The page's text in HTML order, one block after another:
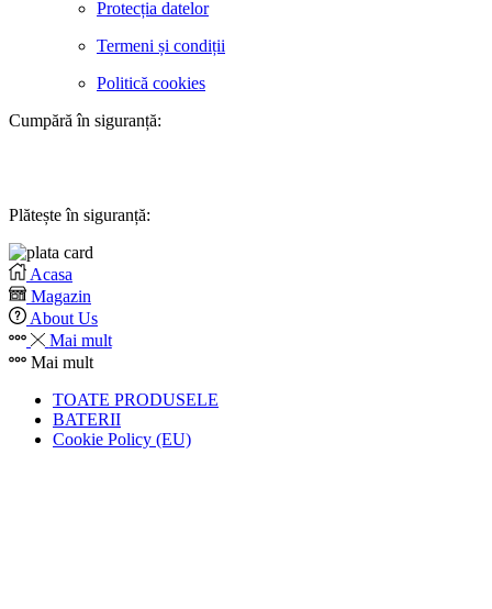
Protecția datelor
Termeni și condiții
Politică cookies
Cumpără în siguranță:
Plătește în siguranță:
Acasa
Magazin
About Us
Mai mult
Mai mult
TOATE PRODUSELE
BATERII
Cookie Policy (EU)